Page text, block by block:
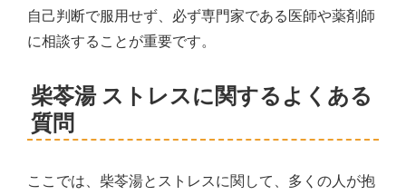
自己判断で服用せず、必ず専門家である医師や薬剤師
に相談することが重要です。
柴苓湯 ストレスに関するよくある
質問
ここでは、柴苓湯とストレスに関して、多くの人が抱